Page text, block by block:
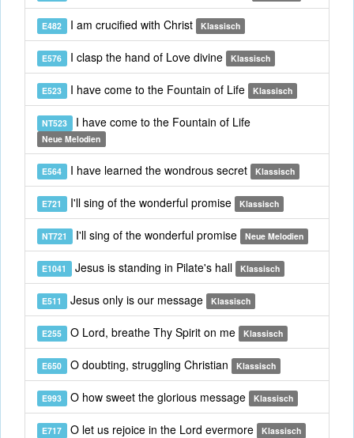
E482 I am crucified with Christ Klassisch
E576 I clasp the hand of Love divine Klassisch
E523 I have come to the Fountain of Life Klassisch
NT523 I have come to the Fountain of Life
Neue Melodien
E564 I have learned the wondrous secret Klassisch
E721 I'll sing of the wonderful promise Klassisch
NT721 I'll sing of the wonderful promise Neue Melodien
E1041 Jesus is standing in Pilate's hall Klassisch
E511 Jesus only is our message Klassisch
E255 O Lord, breathe Thy Spirit on me Klassisch
E650 O doubting, struggling Christian Klassisch
E993 O how sweet the glorious message Klassisch
E717 O let us rejoice in the Lord evermore Klassisch